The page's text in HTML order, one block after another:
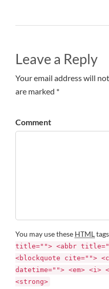
Leave a Reply
Your email address will
are marked *
Comment
You may use these HTML
title=""> <abbr
<blockquote cite="">
datetime=""> <em>
<strong>